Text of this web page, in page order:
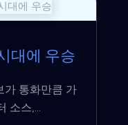
대에 우승
가 통화만큼 가
스,...